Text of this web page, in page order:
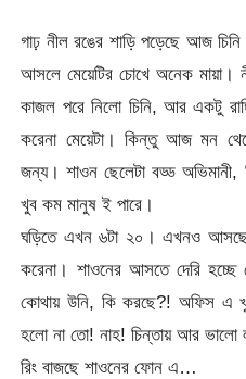
গাঢ় নীল রঙের শাড়ি পড়েছে আজ
আসলে মেয়েটির চোখে অনেক মায়া।
কাজল পরে নিলো চিনি, আর একটু
করেনা মেয়েটা। কিন্তু আজ মন
জন্য। শাওন ছেলেটা বড্ড
খুব কম মানুষ ই পারে।
ঘড়িতে এখন ৬টা ২০। এখনও
করেনা। শাওনের আসতে দেরি হচ্ছে
কোথায় উনি, কি করছে?! অফিস এ
হলো না তো! নাহ! চিন্তায় আর ভালো
রিং বাজছে শাওনের ফোন এ…